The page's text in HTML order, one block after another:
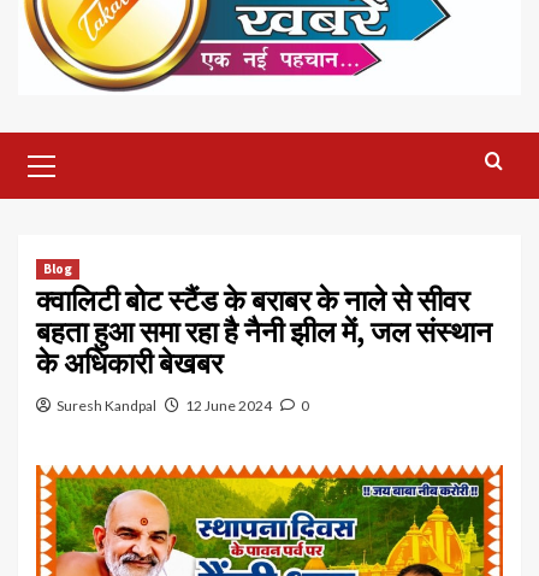
Menu
Blog
क्वालिटी बोट स्टैंड के बराबर के नाले से सीवर
बहता हुआ समा रहा है नैनी झील में, जल संस्थान
के अधिकारी बेखबर
Suresh Kandpal 12 June 2024 0